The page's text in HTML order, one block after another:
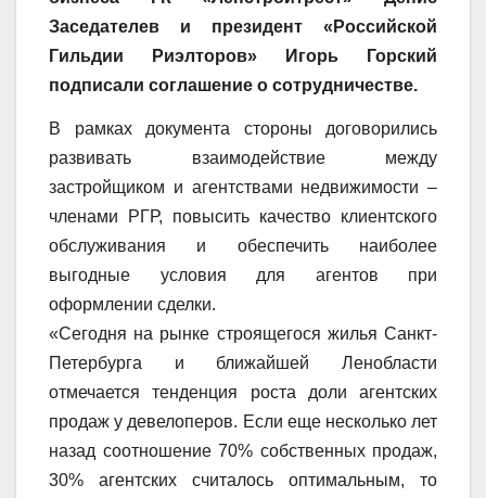
Заседателев и президент «Российской
Гильдии Риэлторов» Игорь Горский
подписали соглашение о сотрудничестве.
В рамках документа стороны договорились
развивать взаимодействие между
застройщиком и агентствами недвижимости –
членами РГР, повысить качество клиентского
обслуживания и обеспечить наиболее
выгодные условия для агентов при
оформлении сделки.
«Сегодня на рынке строящегося жилья Санкт-
Петербурга и ближайшей Ленобласти
отмечается тенденция роста доли агентских
продаж у девелоперов. Если еще несколько лет
назад соотношение 70% собственных продаж,
30% агентских считалось оптимальным, то